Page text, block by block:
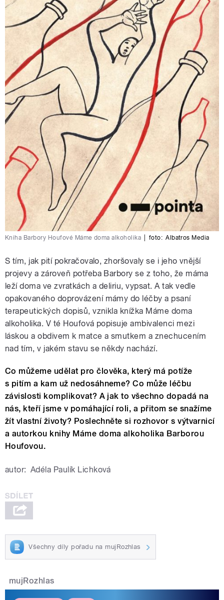
Kniha Barbory Houfové Máme doma alkoholika foto: Albatros Media
S tím, jak pití pokračovalo, zhoršovaly se i jeho vnější
projevy a zároveň potřeba Barbory se z toho, že máma
leží doma ve zvratkách a deliriu, vypsat. A tak vedle
opakovaného doprovázení mámy do léčby a psaní
terapeutických dopisů, vznikla knížka Máme doma
alkoholika. V té Houfová popisuje ambivalenci mezi
láskou a obdivem k matce a smutkem a znechucením
nad tím, v jakém stavu se někdy nachází.
Co můžeme udělat pro člověka, který má potíže
s pitím a kam už nedosáhneme? Co může léčbu
závislosti komplikovat? A jak to všechno dopadá na
nás, kteří jsme v pomáhající roli, a přitom se snažíme
žít vlastní životy? Poslechněte si rozhovor s výtvarnicí
a autorkou knihy Máme doma alkoholika Barborou
Houfovou.
autor: Adéla Paulík Lichková
Všechny díly pořadu na mujRozhlas
mujRozhlas